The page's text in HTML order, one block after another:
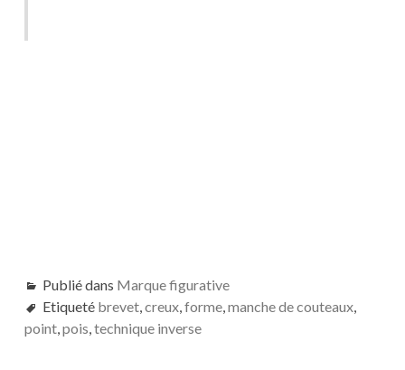
Publié dans Marque figurative
Etiqueté brevet,creux,forme,manche de couteaux,
point,pois,technique inverse